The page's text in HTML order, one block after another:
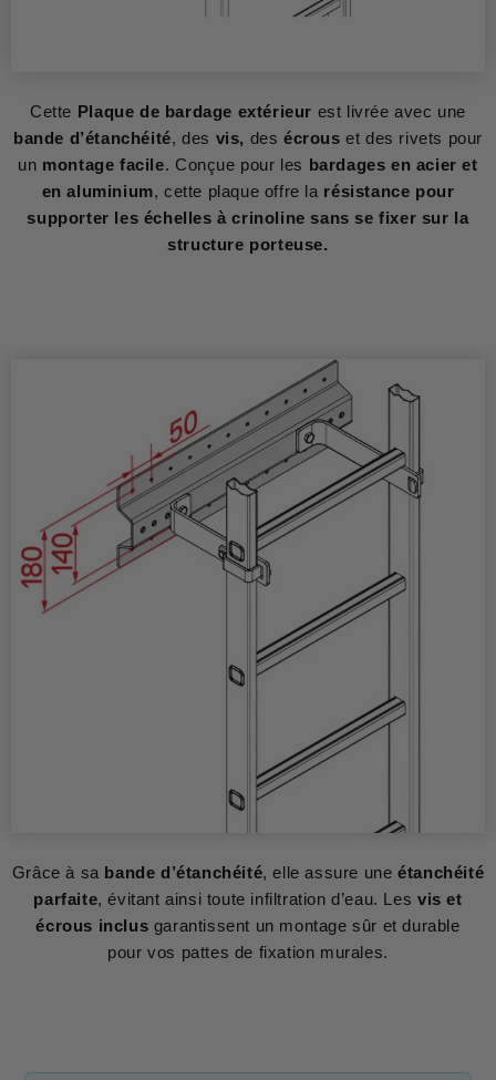
Cette Plaque de bardage extérieur est livrée avec une
bande d’étanchéité, des vis, des écrous et des rivets pour
un montage facile. Conçue pour les bardages en acier et
en aluminium, cette plaque offre la résistance pour
supporter les échelles à crinoline sans se fixer sur la
structure porteuse.
Grâce à sa bande d’étanchéité, elle assure uneétanchéité
parfaite, évitant ainsi toute infiltration d’eau. Les vis et
écrous inclus garantissent un montage sûr et durable
pour vos pattes de fixation murales.